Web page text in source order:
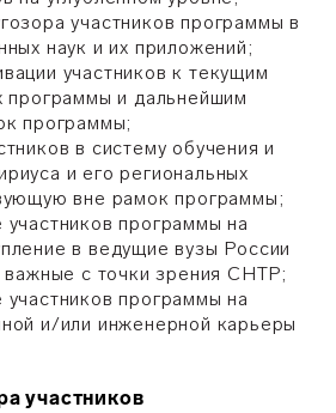
участников программы в
наук и их приложений;
участников к текущим
программы и дальнейшим
программы;
в систему обучения и
и его региональных
вне рамок программы;
программы на
в ведущие вузы России
важные с точки зрения СНТР;
программы на
и/или инженерной карьеры
участников